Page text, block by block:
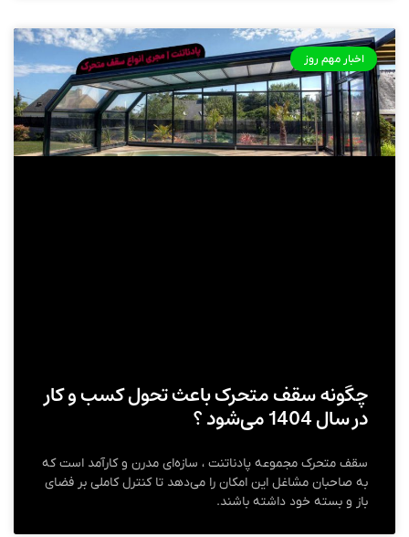
اخبار مهم روز
چگونه سقف متحرک باعث تحول کسب و کار
در سال 1404 می‌شود ؟
سقف متحرک مجموعه پادناتنت ، سازه‌ای مدرن و کارآمد است که
به صاحبان مشاغل این امکان را می‌دهد تا کنترل کاملی بر فضای
باز و بسته خود داشته باشند.